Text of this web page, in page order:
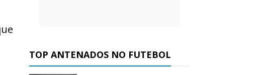
TOP ANTENADOS NO FUTEBOL